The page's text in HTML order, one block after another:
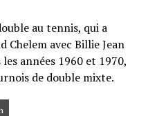
au tennis, qui a
avec Billie Jean
années 1960 et 1970,
de double mixte.